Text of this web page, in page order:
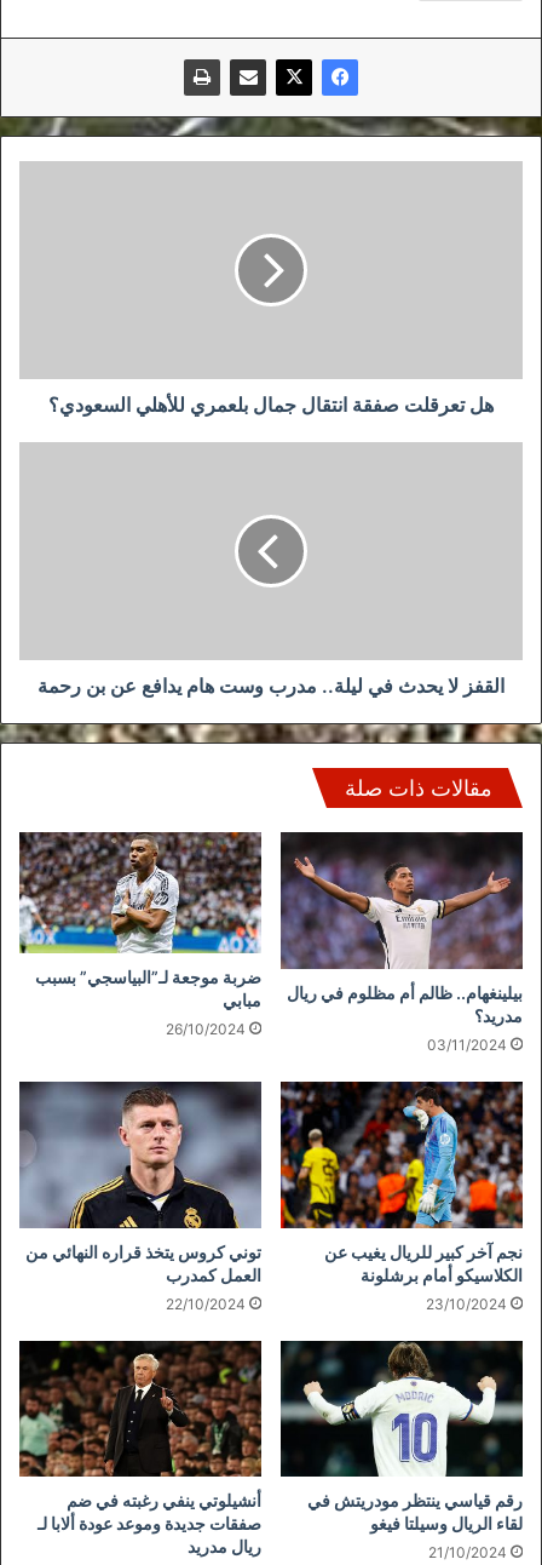
هل تعرقلت صفقة انتقال جمال بلعمري للأهلي السعودي؟
يدافع
عن
رحمة
القفز لا يحدث في ليلة.. مدرب وست هام يدافع عن بن رحمة
مقالات ذات صلة
بيلينغهام.. ظالم أم مظلوم في ريال
مدريد؟
03/11/2024
ضربة موجعة لـ”البياسجي” بسبب
مبابي
26/10/2024
نجم آخر كبير للريال يغيب عن
الكلاسيكو أمام برشلونة
23/10/2024
توني كروس يتخذ قراره النهائي من
العمل كمدرب
22/10/2024
رقم قياسي ينتظر مودريتش في
لقاء الريال وسيلتا فيغو
21/10/2024
أنشيلوتي ينفي رغبته في ضم
صفقات جديدة وموعد عودة ألابا لـ
ريال مدريد